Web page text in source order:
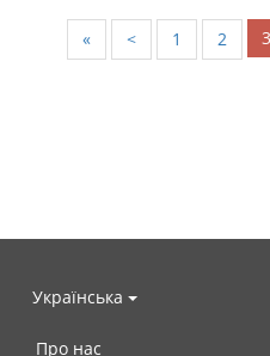
« < 1 2 3
Українська
Про нас